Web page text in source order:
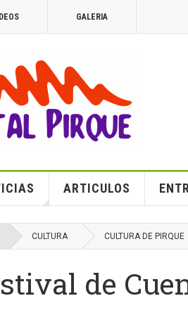
GALERIA
ARTICULOS
CULTURA CULTURA DE PIRQUE
de